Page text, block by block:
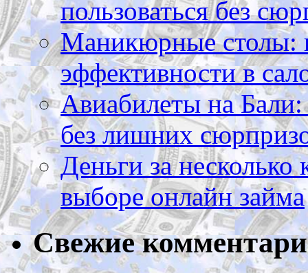
пользоваться без
Маникюрные столы:
эффективности в
Авиабилеты на Бали:
без лишних
Деньги за
выборе онлайн займа
Свежие